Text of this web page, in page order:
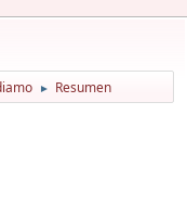
► Resumen